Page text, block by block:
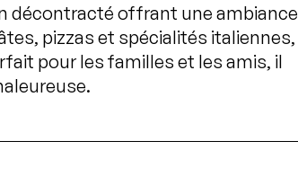
décontracté offrant une ambiance
pizzas et spécialités italiennes,
pour les familles et les amis, il